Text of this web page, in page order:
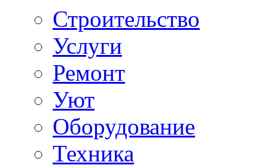
Строительство
Услуги
Ремонт
Уют
Оборудование
Техника